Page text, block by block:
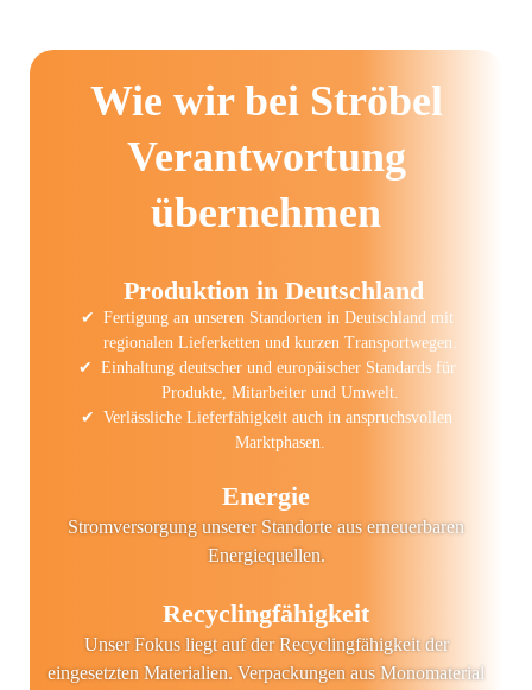
Wie wir bei Ströbel
Verantwortung
übernehmen
Produktion in Deutschland
Fertigung an unseren Standorten in Deutschland mit
regionalen Lieferketten und kurzen Transportwegen.
Einhaltung deutscher und europäischer Standards für
Produkte, Mitarbeiter und Umwelt.
Verlässliche Lieferfähigkeit auch in anspruchsvollen
Marktphasen.
Energie
Stromversorgung unserer Standorte aus erneuerbaren
Energiequellen.
Recyclingfähigkeit
Unser Fokus liegt auf der Recyclingfähigkeit der
eingesetzten Materialien. Verpackungen aus Monomaterial